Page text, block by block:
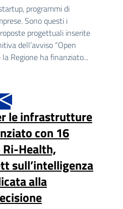
programmi di
Sono questi i
progettuali inserite
dell’avviso “Open
Regione ha finanziato...
le infrastrutture
con 16
Health,
sull’intelligenza
alla